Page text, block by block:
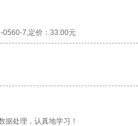
0560-7,定价：33.00元
据处理，认真地学习！